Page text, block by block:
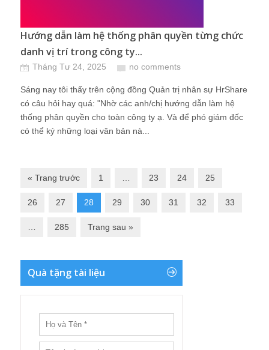
Hướng dẫn làm hệ thống phân quyền từng chức
danh vị trí trong công ty...
Tháng Tư 24, 2025 no comments
Sáng nay tôi thấy trên cộng đồng Quản trị nhân sự HrShare
có câu hỏi hay quá: "Nhờ các anh/chị hướng dẫn làm hệ
thống phân quyền cho toàn công ty ạ. Và để phó giám đốc
có thể ký những loại văn bản nà...
« Trang trước 1 23 24 25
26 27 28 29 30 31 32 33
285 Trang sau »
Quà tặng tài liệu